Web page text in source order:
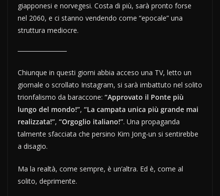
giapponesi e norvegesi. Costa di più, sarà pronto forse
nel 2060, e ci stanno vendendo come “epocale” una
struttura mediocre.
Chiunque in questi giorni abbia acceso una TV, letto un
giornale o scrollato Instagram, si sarà imbattuto nel solito
trionfalismo da baraccone: “Approvato il Ponte più
lungo del mondo!”, “La campata unica più grande mai
realizzata!”, “Orgoglio italiano!”. Una propaganda
talmente sfacciata che persino Kim Jong-un si sentirebbe
a disagio.
Ma la realtà, come sempre, è un’altra. Ed è, come al
solito, deprimente.